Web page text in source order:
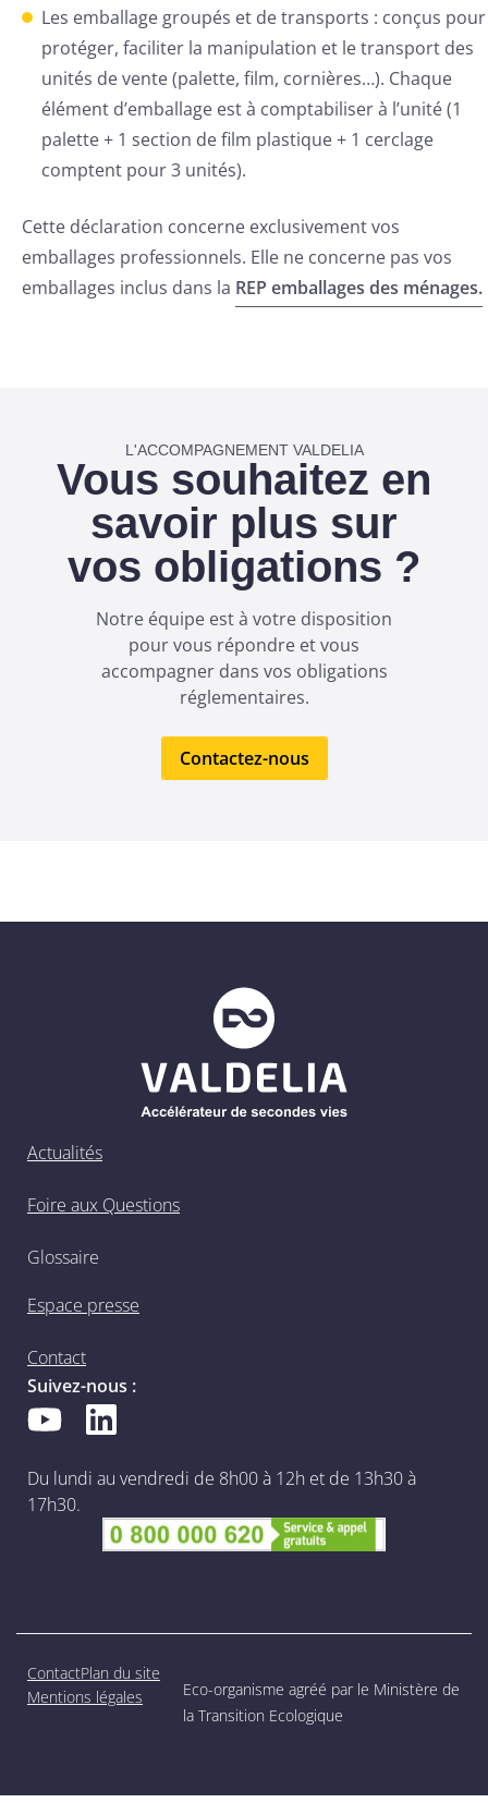
Les emballage groupés et de transports : conçus pour
protéger, faciliter la manipulation et le transport des
unités de vente (palette, film, cornières…). Chaque
élément d’emballage est à comptabiliser à l’unité (1
palette + 1 section de film plastique + 1 cerclage
comptent pour 3 unités).
Cette déclaration concerne exclusivement vos
emballages professionnels. Elle ne concerne pas vos
emballages inclus dans la REP emballages des ménages.
L'ACCOMPAGNEMENT VALDELIA
Vous souhaitez en
savoir plus sur
vos obligations ?
Notre équipe est à votre disposition
pour vous répondre et vous
accompagner dans vos obligations
réglementaires.
Contactez-nous
Actualités
Foire aux Questions
Glossaire
Espace presse
Contact
Suivez-nous :
Du lundi au vendredi de 8h00 à 12h et de 13h30 à
17h30.
ContactPlan du site
Mentions légales
Eco-organisme agréé par le Ministère de
la Transition Ecologique